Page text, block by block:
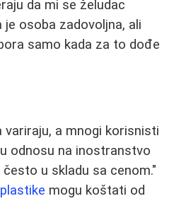
da mi se želudac
je osoba zadovoljna, ali
samo kada za to dođe
a mnogi korisnisti
odnosu na inostranstvo
u skladu sa cenom."
mogu koštati od